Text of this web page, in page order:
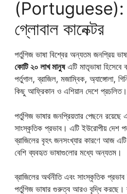
(Portuguese):
গ্লোবাল কানেক্টর
পর্তুগিজ ভাষা বিশ্বের অন্যতম জনপ্রিয়
কোটি ২০ লাখ মানুষএটি মাতৃভাষা
পর্তুগাল, ব্রাজিল, মজাম্বিক, অ্যাঙ্গোলা,
কিছু আফ্রিকান ও এশিয়ান দেশে প্রচলিত।
পর্তুগিজ ভাষার জনপ্রিয়তার পেছনে
সাংস্কৃতিক প্রভাব। এটি ইউরোপীয় দেশ
ব্রাজিলের বৃহৎ জনসংখ্যার কারণে আজ
বেশি ব্যবহৃত ভাষাগুলোর মধ্যে অন্যতম।
ব্রাজিলের অর্থনীতি এবং সাংস্কৃতিক
পর্তুগিজ ভাষার গুরুত্ব আরও বৃদ্ধি করছে।